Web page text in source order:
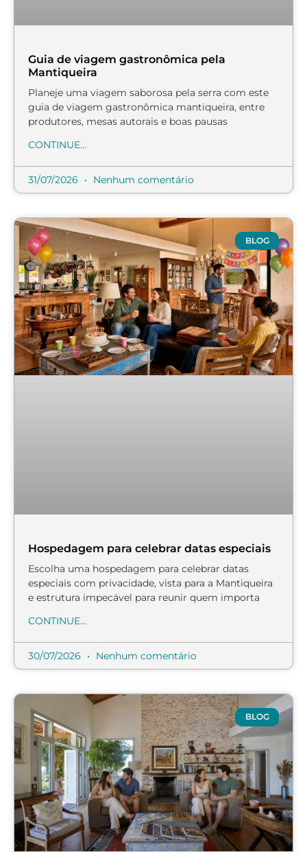
Guia de viagem gastronômica pela
Mantiqueira
Planeje uma viagem saborosa pela serra com este
guia de viagem gastronômica mantiqueira, entre
produtores, mesas autorais e boas pausas
CONTINUE...
31/07/2026 Nenhum comentário
BLOG
Hospedagem para celebrar datas especiais
Escolha uma hospedagem para celebrar datas
especiais com privacidade, vista para a Mantiqueira
e estrutura impecável para reunir quem importa
CONTINUE...
30/07/2026 Nenhum comentário
BLOG